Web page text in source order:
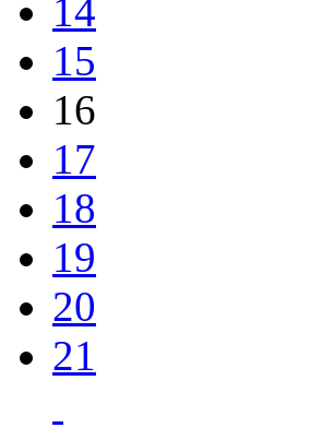
14
15
16
17
18
19
20
21